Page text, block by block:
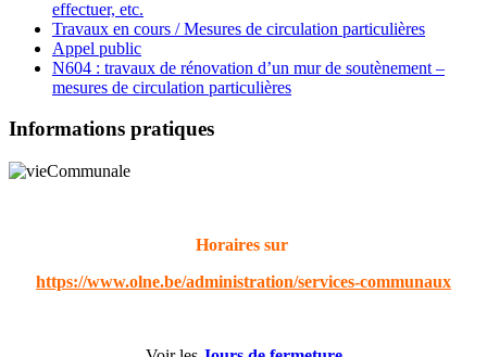
effectuer, etc.
Travaux en cours / Mesures de circulation particulières
Appel public
N604 : travaux de rénovation d’un mur de soutènement –
mesures de circulation particulières
Informations pratiques
Horaires sur
https://www.olne.be/administration/services-communaux